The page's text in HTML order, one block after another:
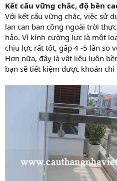
Kết cấu vững chắc, độ bền
Với kết cấu vững chắc, việc sử
lan can ban công ngoài trời
hảo. Vì kính cường lực là một
chịu lực rất tốt, gấp 4 -5 lần so
Hơn nữa, đây là vật liệu luôn
bạn sẽ tiết kiệm được khoản